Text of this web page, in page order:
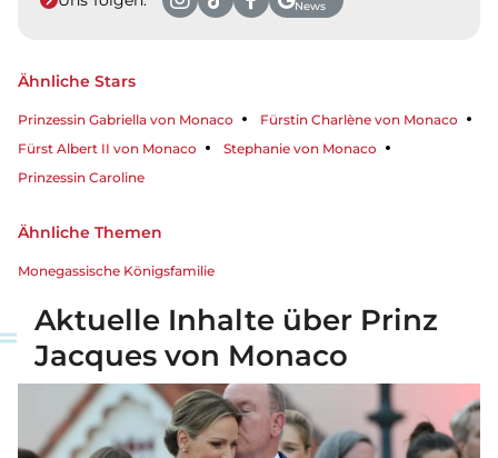
News
Ähnliche Stars
Prinzessin Gabriella von Monaco
Fürstin Charlène von Monaco
Fürst Albert II von Monaco
Stephanie von Monaco
Prinzessin Caroline
Ähnliche Themen
Monegassische Königsfamilie
Aktuelle Inhalte über Prinz
Jacques von Monaco